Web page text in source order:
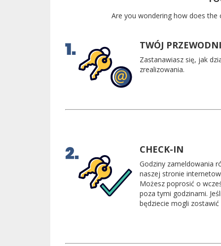
Are you wondering how does the
TWÓJ
Zastanawiasz się, jak
zrealizowania.
CHECK-IN
Godziny zameldowania
naszej stronie
Możesz poprosić o
poza tymi godzinami.
będziecie mogli